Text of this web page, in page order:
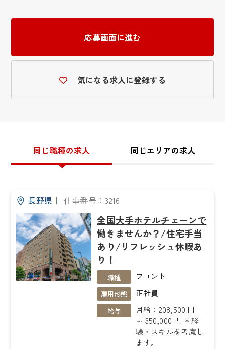
応募画面に進む
気になる求人に登録する
同じ職種の求人 同じエリアの求人
長野県｜ 仕事番号：3216
全国大手ホテルチェーンで
働きませんか？/住宅手当
あり/リフレッシュ休暇あ
り！
職種 フロント
雇用形態 正社員
給与
月給：208,500 円
～ 350,000 円 ＊経
験・スキルを考慮し
ます。